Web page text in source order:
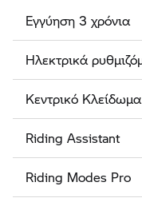
Εγγύηση 3 χρόνια
Ηλεκτρικά
Κεντρικό Κλείδωμα
Riding Assistant
Riding Modes Pro